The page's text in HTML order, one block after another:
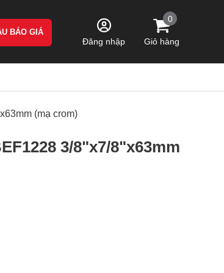
BÁO GIÁ
Đăng nhập
0
Giỏ hàng
(mạ crom)
3/8"x7/8"x63mm